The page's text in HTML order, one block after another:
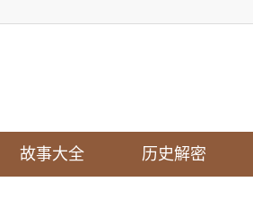
故事大全 历史解密